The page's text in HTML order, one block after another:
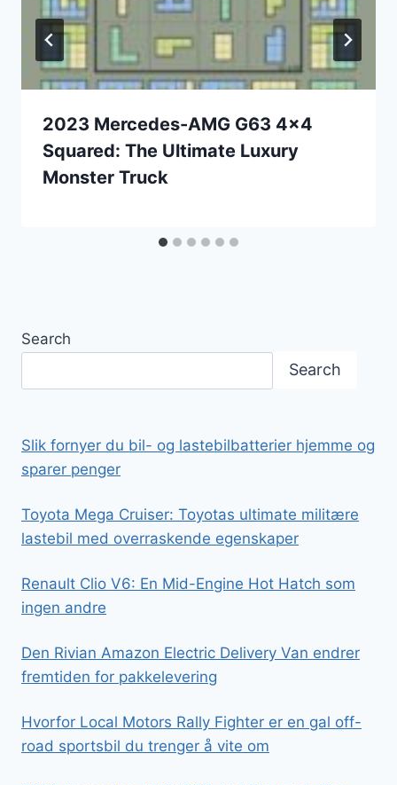
2023 Mercedes-AMG G63 4×4
Squared: The Ultimate Luxury
Monster Truck
Search
Search
Slik fornyer du bil- og lastebilbatterier hjemme og
sparer penger
Toyota Mega Cruiser: Toyotas ultimate militære
lastebil med overraskende egenskaper
Renault Clio V6: En Mid-Engine Hot Hatch som
ingen andre
Den Rivian Amazon Electric Delivery Van endrer
fremtiden for pakkelevering
Hvorfor Local Motors Rally Fighter er en gal off-
road sportsbil du trenger å vite om